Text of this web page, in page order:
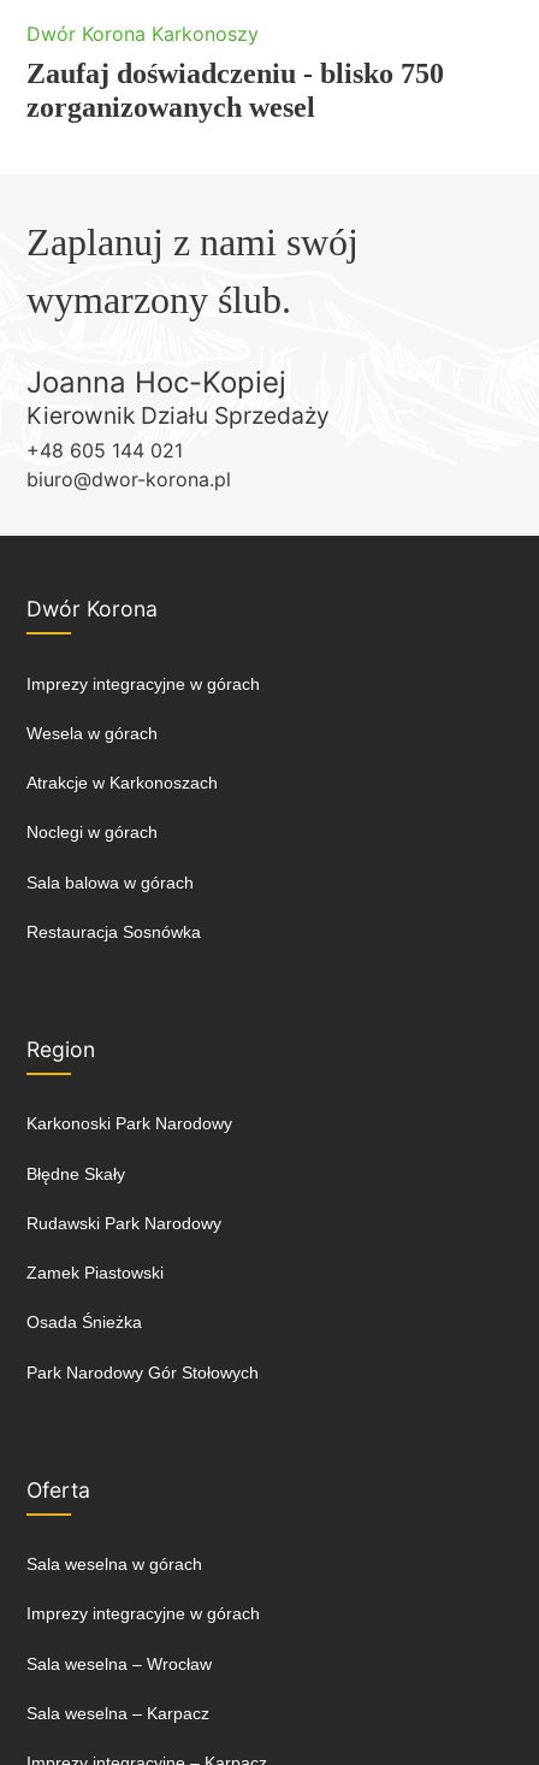
Dwór Korona Karkonoszy
Zaufaj doświadczeniu - blisko 750
zorganizowanych wesel
Zaplanuj z nami swój
wymarzony ślub.
Joanna Hoc-Kopiej
Kierownik Działu Sprzedaży
+48 605 144 021
biuro@dwor-korona.pl
Dwór Korona
Imprezy integracyjne w górach
Wesela w górach
Atrakcje w Karkonoszach
Noclegi w górach
Sala balowa w górach
Restauracja Sosnówka
Region
Karkonoski Park Narodowy
Błędne Skały
Rudawski Park Narodowy
Zamek Piastowski
Osada Śnieżka
Park Narodowy Gór Stołowych
Oferta
Sala weselna w górach
Imprezy integracyjne w górach
Sala weselna – Wrocław
Sala weselna – Karpacz